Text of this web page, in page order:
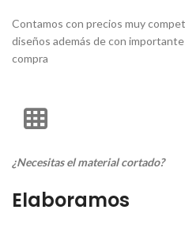
Contamos con precios muy
diseños además de con
compra
¿Necesitas el material cortado?
Elaboramos